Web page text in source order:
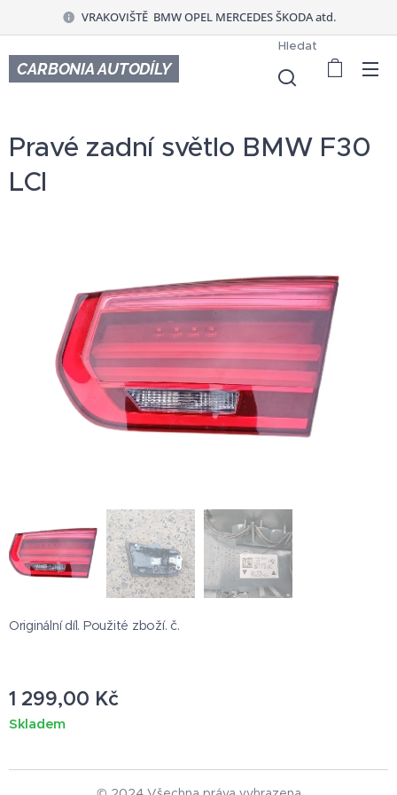
VRAKOVIŠTĚ BMW OPEL MERCEDES ŠKODA atd.
CARBONIA AUTODÍLY
Hledat
Pravé zadní světlo BMW F30
LCI
Originální díl. Použité zboží. č.
1 299,00 Kč
Skladem